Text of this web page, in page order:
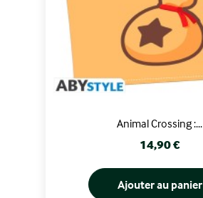
Animal Crossing :...
Prix
14,90 €
Ajouter au panier